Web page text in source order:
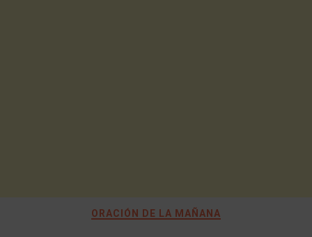
ORACIÓN DE LA MAÑANA